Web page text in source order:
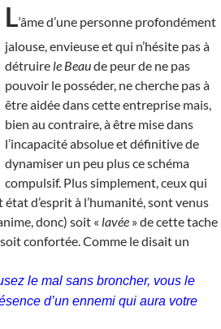
L‘âme d’une personne profondément
jalouse, envieuse et qui n’hésite pas à
détruire le Beaude peur de ne pas
pouvoir le posséder, ne cherche pas à
être aidée dans cette entreprise mais,
bien au contraire, à être mise dans
l’incapacité absolue et définitive de
dynamiser un peu plus ce schéma
compulsif. Plus simplement, ceux qui
d’esprit à l’humanité, sont venus
donc) soit « lavée » de cette tache
confortée. Comme le disait un
le mal sans broncher, vous le
d’un ennemi qui aura votre